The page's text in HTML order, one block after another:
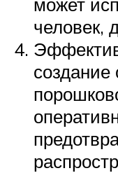
человек,
создание